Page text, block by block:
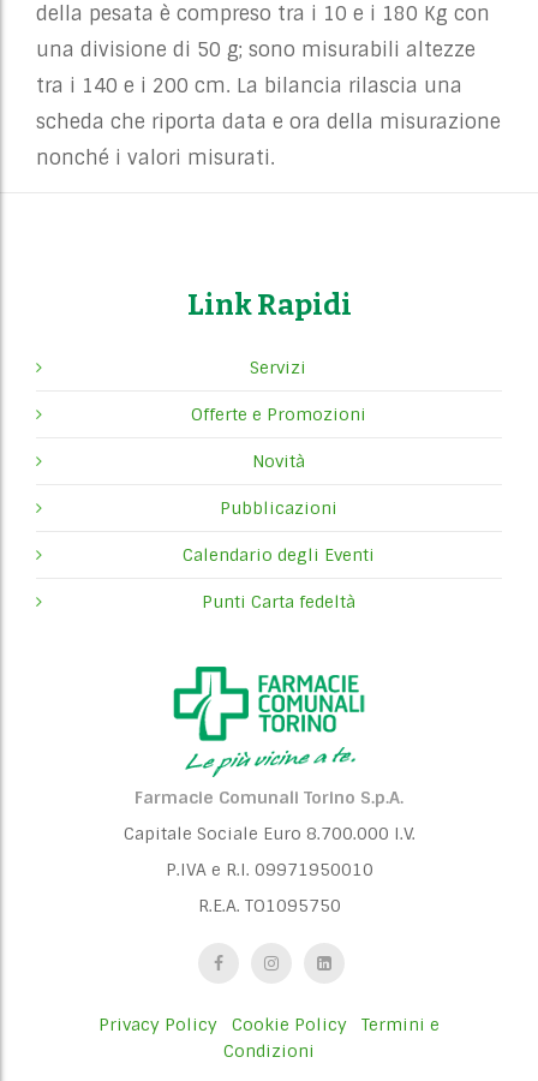
della pesata è compreso tra i 10 e i 180 Kg con
una divisione di 50 g; sono misurabili altezze
tra i 140 e i 200 cm. La bilancia rilascia una
scheda che riporta data e ora della misurazione
nonché i valori misurati.
Link Rapidi
Servizi
Offerte e Promozioni
Novità
Pubblicazioni
Calendario degli Eventi
Punti Carta fedeltà
Farmacie Comunali Torino S.p.A.
Capitale Sociale Euro 8.700.000 I.V.
P.IVA e R.I. 09971950010
R.E.A. TO1095750
Privacy Policy Cookie Policy
Termini e
Condizioni